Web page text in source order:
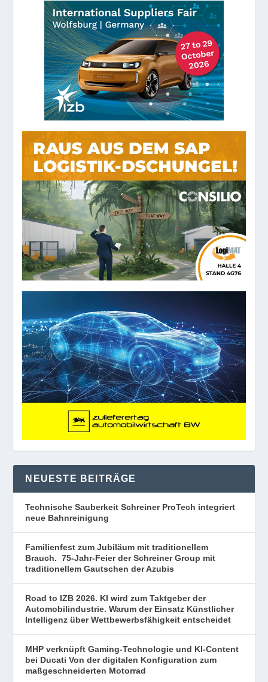
NEUESTE BEITRÄGE
Technische Sauberkeit Schreiner ProTech integriert
neue Bahnreinigung
Familienfest zum Jubiläum mit traditionellem
Brauch. 75-Jahr-Feier der Schreiner Group mit
traditionellem Gautschen der Azubis
Road to IZB 2026. KI wird zum Taktgeber der
Automobilindustrie. Warum der Einsatz Künstlicher
Intelligenz über Wettbewerbsfähigkeit entscheidet
MHP verknüpft Gaming-Technologie und KI-Content
bei Ducati Von der digitalen Konfiguration zum
maßgeschneiderten Motorrad